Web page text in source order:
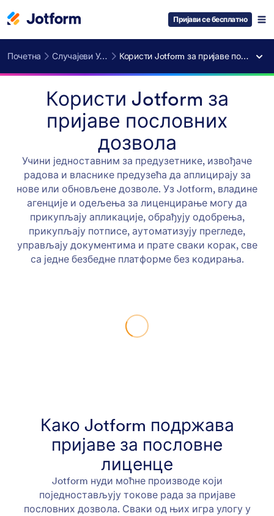
Пријави се бесплатно
Почетна Случајеви Употребе Користи Jotform за пријаве пословних дозвола
Користи Jotform за
пријаве пословних
дозвола
Учини једноставним за предузетнике, извођаче
радова и власнике предузећа да аплицирају за
нове или обновљене дозволе. Уз Jotform, владине
агенције и одељења за лиценцирање могу да
прикупљају апликације, обрађују одобрења,
прикупљају потписе, аутоматизују прегледе,
управљају документима и прате сваки корак, све
са једне безбедне платформе без кодирања.
Како Jotform подржава
пријаве за пословне
лиценце
Jotform нуди моћне производе који
поједностављују токове рада за пријаве
пословних дозвола. Сваки од њих игра улогу у